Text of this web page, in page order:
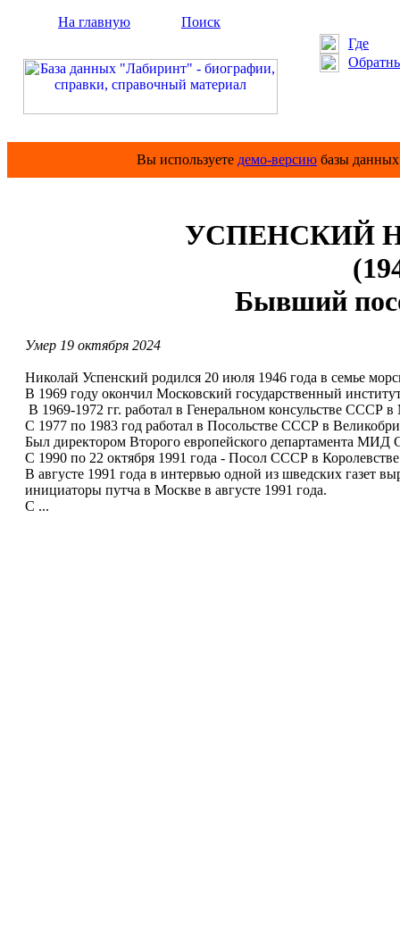
На главную
Поиск
Где
Вы используете демо-версию базы
УСПЕНСКИЙ
Бывший
Умер 19 октября 2024
Николай Успенский родился 20 июля 1946 года в семье
В 1969 году окончил Московский государственный
В 1969-1972 гг. работал в Генеральном консульстве СССР
С 1977 по 1983 год работал в Посольстве СССР в
Был директором Второго европейского департамента
С 1990 по 22 октября 1991 года - Посол СССР в
В августе 1991 года в интервью одной из шведских газет
инициаторы путча в Москве в августе 1991 года.
С ...